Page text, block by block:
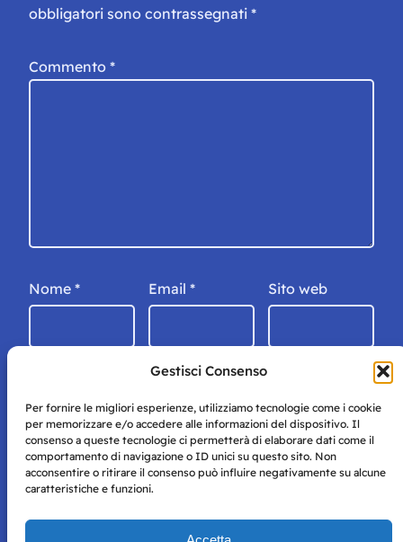
Gestisci Consenso
Per fornire le migliori esperienze, utilizziamo tecnologie come i cookie
per memorizzare e/o accedere alle informazioni del dispositivo. Il
consenso a queste tecnologie ci permetterà di elaborare dati come il
comportamento di navigazione o ID unici su questo sito. Non
acconsentire o ritirare il consenso può influire negativamente su alcune
caratteristiche e funzioni.
obbligatori sono contrassegnati *
Commento *
Nome * Email * Sito web
Storie di Napoli è una testata registrata presso il tribunale di